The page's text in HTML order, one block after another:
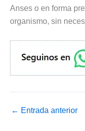
Anses o en forma
organismo, sin
← Entrada anterior